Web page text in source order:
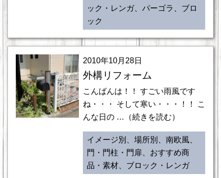
ック・レンガ、パーゴラ、ブロ
ック
2010年10月28日
外構リフォーム
こんばんは！！ すごい雨風です
ね・・・ そして寒い・・・！！ こ
んな日の …（続きを読む）
イメージ別、場所別、南欧風、
門・門柱・門扉、おすすめ商
品・素材、ブロック・レンガ